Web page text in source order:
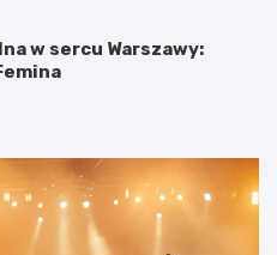
w sercu Warszawy: